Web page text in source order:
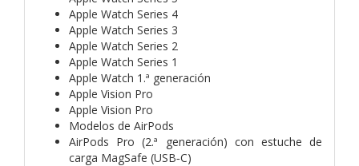
Apple Watch Series 4
Apple Watch Series 3
Apple Watch Series 2
Apple Watch Series 1
Apple Watch 1.ª generación
Apple Vision Pro
Apple Vision Pro
Modelos de AirPods
AirPods Pro (2.ª generación) con estuche de
carga MagSafe (USB‑C)